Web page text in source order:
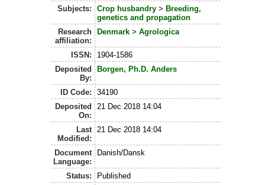
Subjects: Crop husbandry > Breeding,
genetics and propagation
Research
affiliation:
Denmark >Agrologica
ISSN:
1904-1586
Deposited
By:
Borgen, Ph.D. Anders
ID Code:
34190
Deposited
On:
21 Dec 2018 14:04
Last
Modified:
21 Dec 2018 14:04
Document
Language:
Danish/Dansk
Status:
Published